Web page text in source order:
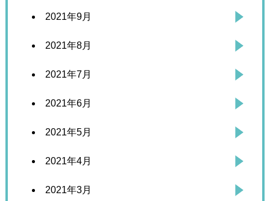
2021年9月
2021年8月
2021年7月
2021年6月
2021年5月
2021年4月
2021年3月